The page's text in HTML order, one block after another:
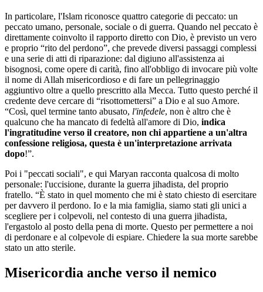
In particolare, l'Islam riconosce quattro categorie di peccato: un
peccato umano, personale, sociale o di guerra. Quando nel peccato è
direttamente coinvolto il rapporto diretto con Dio, è previsto un vero
e proprio “rito del perdono”, che prevede diversi passaggi complessi
e una serie di atti di riparazione: dal digiuno all'assistenza ai
bisognosi, come opere di carità, fino all'obbligo di invocare più volte
il nome di Allah misericordioso e di fare un pellegrinaggio
aggiuntivo oltre a quello prescritto alla Mecca. Tutto questo perché il
credente deve cercare di “risottomettersi” a Dio e al suo Amore.
“Così, quel termine tanto abusato, l'infedele, non è altro che è
qualcuno che ha mancato di fedeltà all'amore di Dio, indica
l'ingratitudine verso il creatore, non chi appartiene a un'altra
confessione religiosa, questa è un'interpretazione arrivata
dopo!”.
Poi i "peccati sociali", e qui Maryan racconta qualcosa di molto
personale: l'uccisione, durante la guerra jihadista, del proprio
fratello. “È stato in quel momento che mi è stato chiesto di esercitare
per davvero il perdono. Io e la mia famiglia, siamo stati gli unici a
scegliere per i colpevoli, nel contesto di una guerra jihadista,
l'ergastolo al posto della pena di morte. Questo per permettere a noi
di perdonare e al colpevole di espiare. Chiedere la sua morte sarebbe
stato un atto sterile.
Misericordia anche verso il nemico